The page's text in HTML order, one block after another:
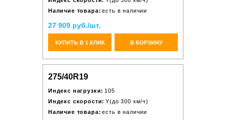
Наличие товара: есть в наличии
27 909 руб./шт.
КУПИТЬ В 1 КЛИК В КОРЗИНУ
275/40R19
Индекс нагрузки: 105
Индекс скорости: Y(до 300 км/ч)
Наличие товара: есть в наличии